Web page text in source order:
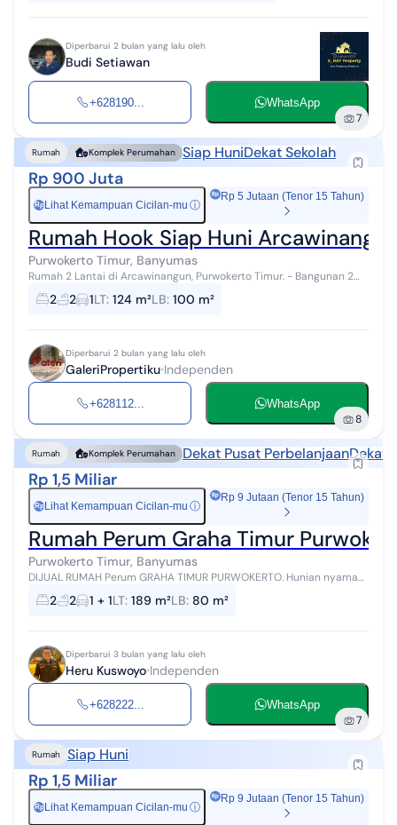
Diperbarui 2 bulan yang lalu oleh
Budi Setiawan
+628190... WhatsApp
7
Rumah Komplek Perumahan Siap HuniDekat Sekolah
Rp 900 Juta
Rp Lihat Kemampuan Cicilan-mu ⓘ
Rp 5 Jutaan (Tenor 15 Tahun)
Rumah Hook Siap Huni
Purwokerto Timur, Banyumas
Rumah 2 Lantai di Arcawinangun, Purwokerto Timur. - Bangunan 2
lantai full furnished siap pakai - Kawasan perumahan sudah
terbentuk. - One Gate, se...
2 2 1LT: 124 m²LB: 100 m²
Diperbarui 2 bulan yang lalu oleh
GaleriPropertiku Independen
+628112... WhatsApp
8
Rumah Komplek Perumahan Dekat Pusat PerbelanjaanDekat
Rp 1,5 Miliar
Rp Lihat Kemampuan Cicilan-mu ⓘ
Rp 9 Jutaan (Tenor 15 Tahun)
Rumah Perum Graha Timur
Purwokerto Timur, Banyumas
DIJUAL RUMAH Perum GRAHA TIMUR PURWOKERTO. Hunian nyaman
di perum elit dengan akses super mudah ke pusat kota! Dekat Jl.
Jendral Sudirman Timur,...
2 2 1 + 1LT: 189 m²LB: 80 m²
Diperbarui 3 bulan yang lalu oleh
Heru Kuswoyo Independen
+628222... WhatsApp
7
Rumah Siap Huni
Rp 1,5 Miliar
Rp Lihat Kemampuan Cicilan-mu ⓘ
Rp 9 Jutaan (Tenor 15 Tahun)